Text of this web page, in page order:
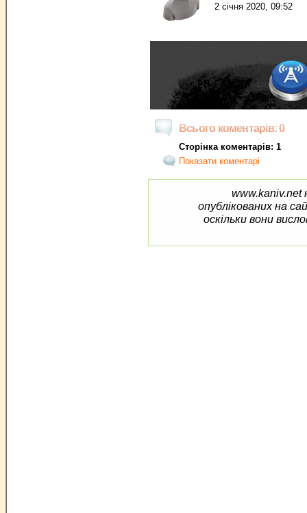
2 січня 2020, 09:52
Всього коментарів: 0
Сторінка коментарів: 1
Показати коментарі
www.kaniv.net
опублікованих на
оскільки вони